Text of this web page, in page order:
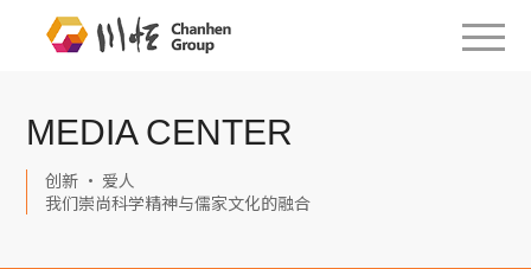
MEDIA CENTER
创新 · 爱人
我们崇尚科学精神与儒家文化的融合